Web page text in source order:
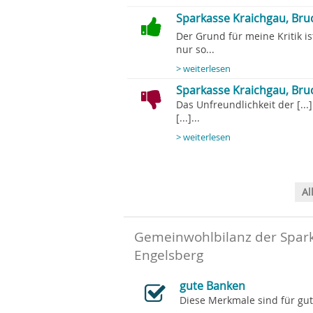
Sparkasse Kraichgau,
Der Grund für meine Kritik
nur so...
> weiterlesen
Sparkasse Kraichgau,
Das Unfreundlichkeit der
[...]...
> weiterlesen
Gemeinwohlbilanz der
Engelsberg
gute Banken
Diese Merkmale sind für